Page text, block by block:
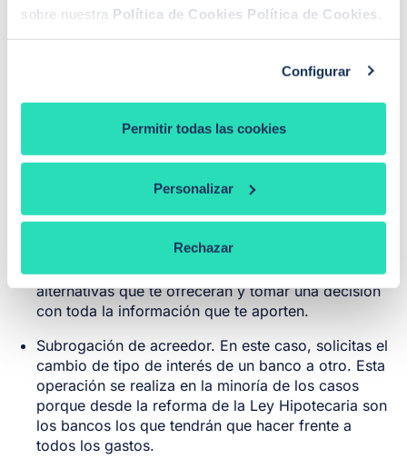
sobre nuestra Política de Cookies Política de Cookies
Configurar
Permitir todas las cookies
Personalizar
Rechazar
hipoteca variable a hipoteca fija?
Si finalmente decides cambiar tu hipoteca de interés
variable a fijo es necesario conocer las diferentes
opciones. Este cambio lo podemos ejecutar de 2
formas diferentes:
Con una novación: Es decir, en este caso el banco
acepta o no este cambio de tipo de interés.
Actualmente a los bancos les resulta más
que pueden ponerte algún impedimento en realizar
dicho cambio. Lo más aconsejable es barajar las
alternativas que te ofrecerán y tomar una decisión
con toda la información que te aporten.
Subrogación de acreedor. En este caso, solicitas el
cambio de tipo de interés de un banco a otro. Esta
operación se realiza en la minoría de los casos
porque desde la reforma de la Ley Hipotecaria son
los bancos los que tendrán que hacer frente a
todos los gastos.